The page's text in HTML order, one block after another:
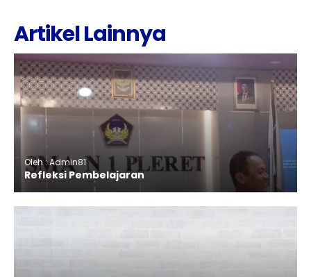
Artikel Lainnya
Oleh : Admin81
Refleksi Pembelajaran